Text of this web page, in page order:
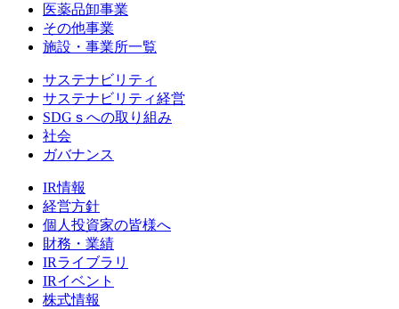
医薬品卸事業
その他事業
施設・事業所一覧
サステナビリティ
サステナビリティ経営
SDGｓへの取り組み
社会
ガバナンス
IR情報
経営方針
個人投資家の皆様へ
財務・業績
IRライブラリ
IRイベント
株式情報